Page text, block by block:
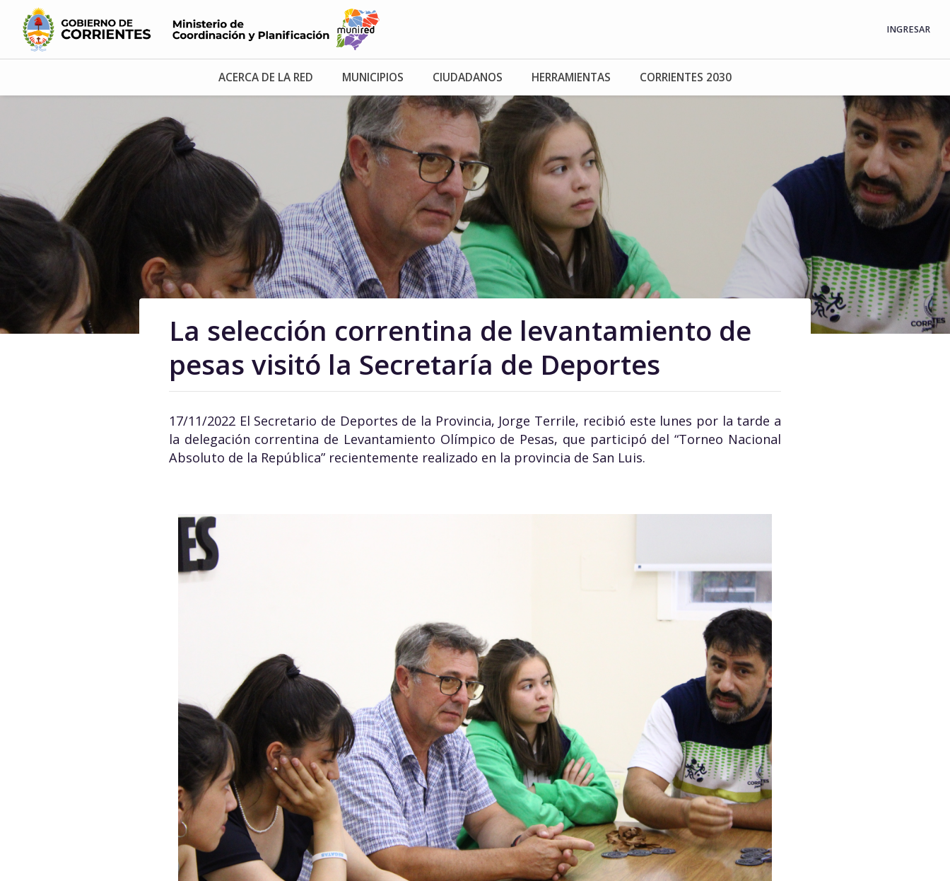
INGRESAR
ACERCA DE LA RED MUNICIPIOS CIUDADANOS HERRAMIENTAS CORRIENTES 2030
La selección correntina de levantamiento de
pesas visitó la Secretaría de Deportes
17/11/2022 El Secretario de Deportes de la Provincia, Jorge Terrile, recibió este lunes por la tarde a
la delegación correntina de Levantamiento Olímpico de Pesas, que participó del “Torneo Nacional
Absoluto de la República” recientemente realizado en la provincia de San Luis.